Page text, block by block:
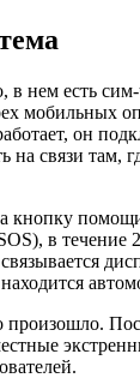
в нем есть
мобильных
он
на связи там,
кнопку
в течение
произошло.